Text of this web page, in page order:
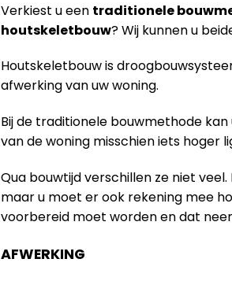
Verkiest u een traditionele
houtskeletbouw? Wij kunnen u
Houtskeletbouw is
afwerking van uw woning.
Bij de traditionele bouwmethode
van de woning misschien iets hoger
Qua bouwtijd verschillen ze niet
maar u moet er ook rekening mee
voorbereid moet worden en dat
AFWERKING